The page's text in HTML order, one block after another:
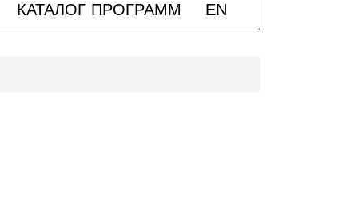
КАТАЛОГ ПРОГРАММ EN